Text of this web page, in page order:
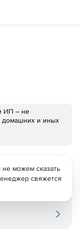
ИП – не
домашних и иных
можем сказать
свяжется